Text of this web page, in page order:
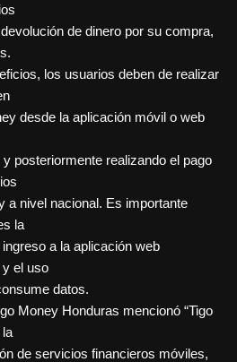
de dinero por su compra,
los usuarios deben de realizar
desde la aplicación móvil o web
posteriormente realizando el pago
a nivel nacional. Es importante
la
a la aplicación web
el uso
datos.
Money Honduras mencionó “Tigo
la
de servicios financieros móviles,